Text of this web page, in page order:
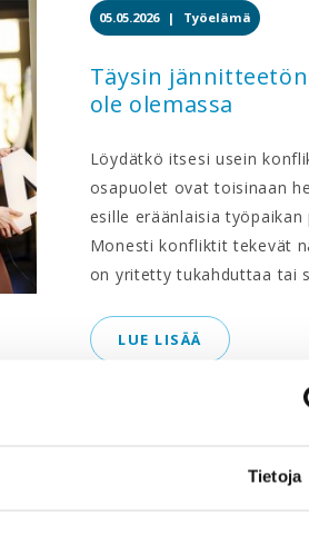
Tietoja
05.05.2026 | Työelämä
Täysin
ole olemassa
Löydätkö itsesi usein
osapuolet ovat toisinaan
esille eräänlaisia
Monesti konfliktit tekevät
on yritetty tukahduttaa tai
LUE LISÄÄ